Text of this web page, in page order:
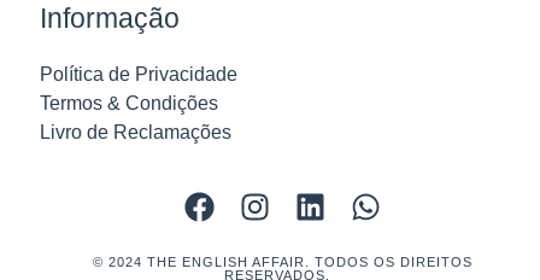
Informação
Política de Privacidade
Termos & Condições
Livro de Reclamações
© 2024 THE ENGLISH AFFAIR. TODOS OS DIREITOS
RESERVADOS.